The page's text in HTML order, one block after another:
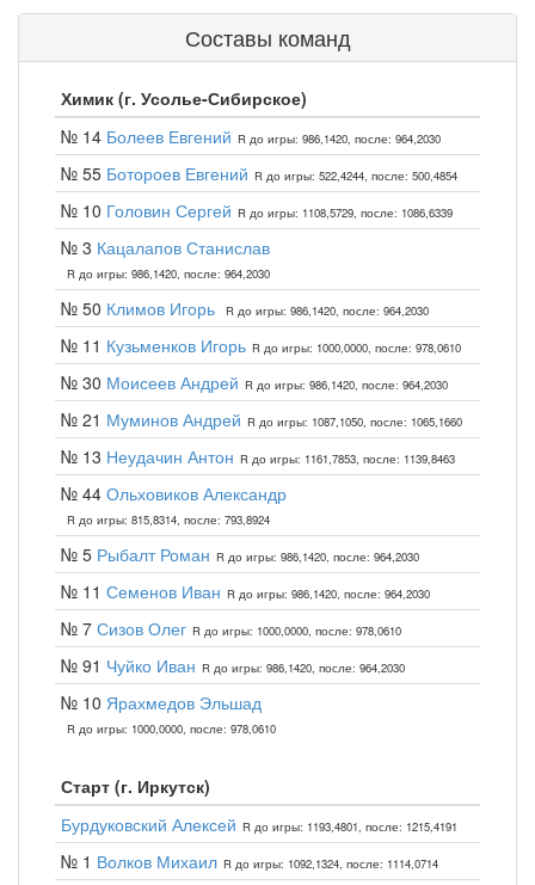
Составы команд
Химик (г. Усолье-Сибирское)
№ 14 Болеев Евгений R до игры: 986,1420, после: 964,2030
№ 55 Ботороев Евгений R до игры: 522,4244, после: 500,4854
№ 10 Головин Сергей R до игры: 1108,5729, после: 1086,6339
№ 3 Кацалапов Станислав
R до игры: 986,1420, после: 964,2030
№ 50 Климов Игорь R до игры: 986,1420, после: 964,2030
№ 11 Кузьменков Игорь R до игры: 1000,0000, после: 978,0610
№ 30 Моисеев Андрей R до игры: 986,1420, после: 964,2030
№ 21 Муминов Андрей R до игры: 1087,1050, после: 1065,1660
№ 13 Неудачин Антон R до игры: 1161,7853, после: 1139,8463
№ 44 Ольховиков Александр
R до игры: 815,8314, после: 793,8924
№ 5 Рыбалт Роман R до игры: 986,1420, после: 964,2030
№ 11 Семенов Иван R до игры: 986,1420, после: 964,2030
№ 7 Сизов Олег R до игры: 1000,0000, после: 978,0610
№ 91 Чуйко Иван R до игры: 986,1420, после: 964,2030
№ 10 Ярахмедов Эльшад
R до игры: 1000,0000, после: 978,0610
Старт (г. Иркутск)
Бурдуковский Алексей R до игры: 1193,4801, после: 1215,4191
№ 1 Волков Михаил R до игры: 1092,1324, после: 1114,0714